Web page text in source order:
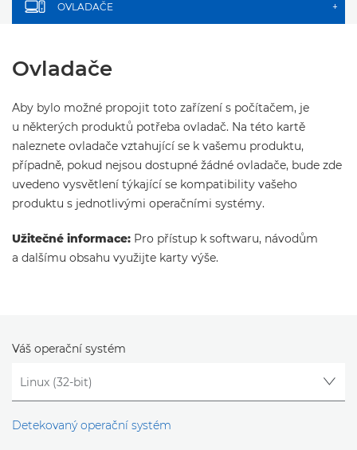
OVLADAČE +
Ovladače
Aby bylo možné propojit toto zařízení s počítačem, je
u některých produktů potřeba ovladač. Na této kartě
naleznete ovladače vztahující se k vašemu produktu,
případně, pokud nejsou dostupné žádné ovladače, bude zde
uvedeno vysvětlení týkající se kompatibility vašeho
produktu s jednotlivými operačními systémy.
Užitečné informace: Pro přístup k softwaru, návodům
a dalšímu obsahu využijte karty výše.
Váš operační systém
Detekovaný operační systém